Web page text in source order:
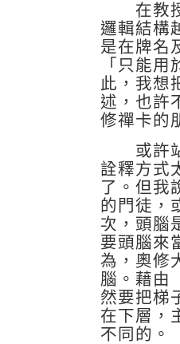
在教授
邏輯結構
是在牌名
「只能
此，我想
述，也許
修禪卡的
或許站
詮釋方式
了。但我
的門徒，
次，頭腦
要頭腦來
為，奧修
腦。藉由
然要把梯
在下層，
不同的。